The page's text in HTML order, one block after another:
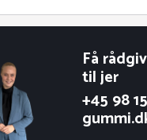
Få
til jer
+45 98